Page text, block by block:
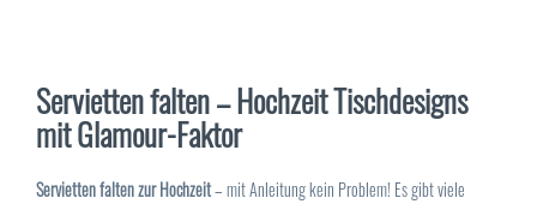
Servietten falten – Hochzeit Tischdesigns
mit Glamour-Faktor
Servietten falten zur Hochzeit– mit Anleitung kein Problem! Es gibt viele